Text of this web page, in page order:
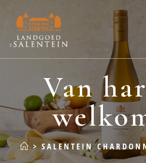
Van
> SALENTEIN